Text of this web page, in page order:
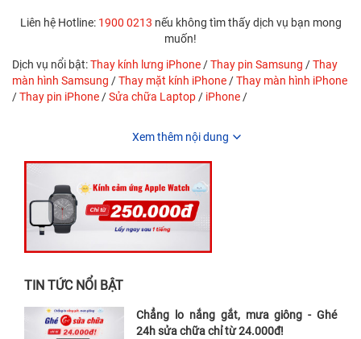
Liên hệ Hotline: 1900 0213 nếu không tìm thấy dịch vụ bạn mong
muốn!
Dịch vụ nổi bật:Thay kính lưng iPhone /Thay pin Samsung /Thay
màn hình Samsung /Thay mặt kính iPhone /Thay màn hình iPhone
/Thay pin iPhone /Sửa chữa Laptop / iPhone /
Xem thêm nội dung
TIN TỨC NỔI BẬT
Chẳng lo nắng gắt, mưa giông - Ghé
24h sửa chữa chỉ từ 24.000đ!